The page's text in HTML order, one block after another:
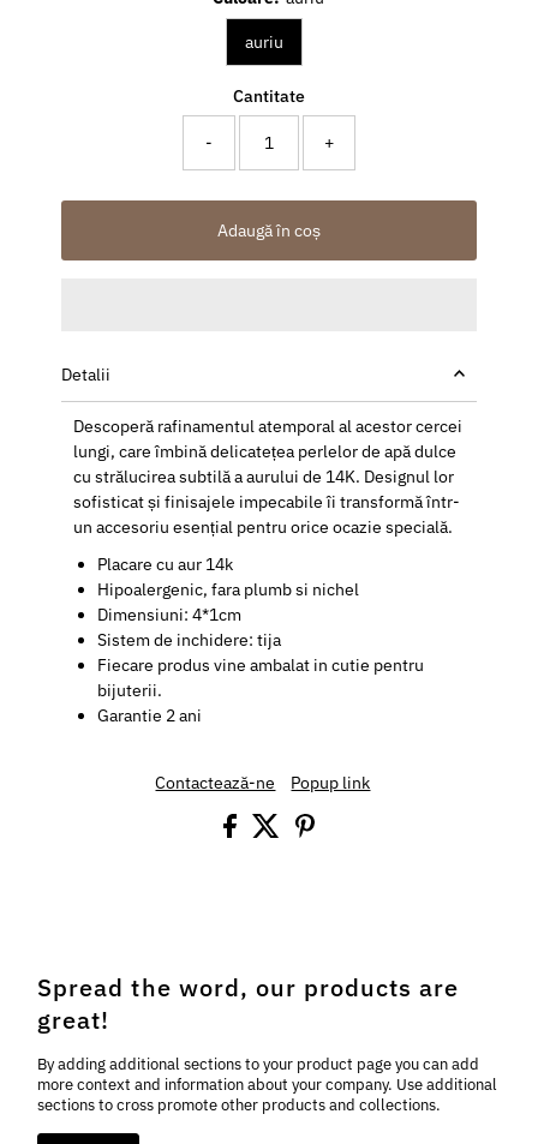
auriu
Cantitate
- +
Adaugă în coș
Detalii
Descoperă rafinamentul atemporal al acestor cercei
lungi, care îmbină delicatețea perlelor de apă dulce
cu strălucirea subtilă a aurului de 14K. Designul lor
sofisticat și finisajele impecabile îi transformă într-
un accesoriu esențial pentru orice ocazie specială.
Placare cu aur 14k
Hipoalergenic, fara plumb si nichel
Dimensiuni: 4*1cm
Sistem de inchidere: tija
Fiecare produs vine ambalat in cutie pentru
bijuterii.
Garantie 2 ani
Contactează-ne Popup link
Spread the word, our products are
great!
By adding additional sections to your product page you can add
more context and information about your company. Use additional
sections to cross promote other products and collections.